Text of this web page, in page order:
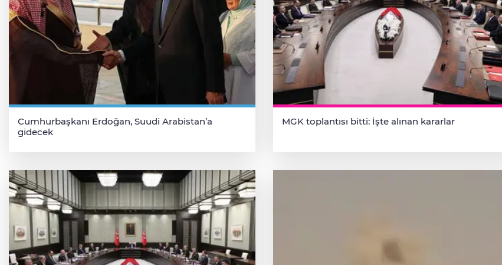
Cumhurbaşkanı Erdoğan, Suudi Arabistan’a
gidecek
MGK toplantısı bitti: İşte alınan kararlar